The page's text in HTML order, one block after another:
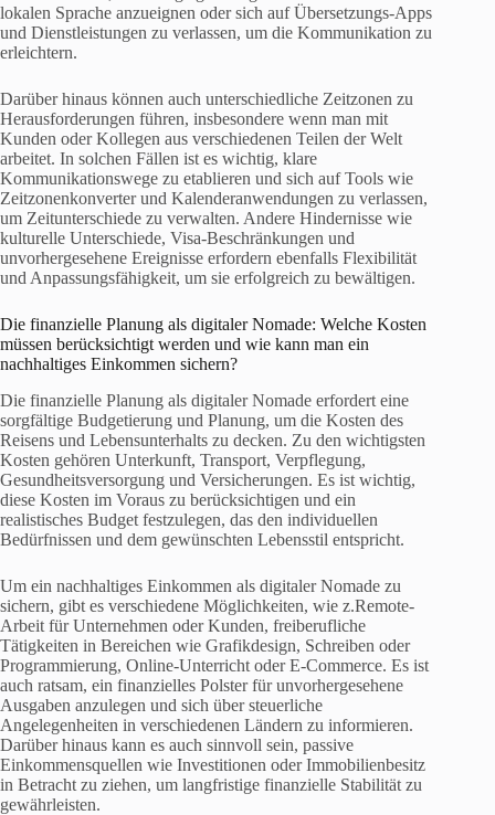
lokalen Sprache anzueignen oder sich auf Übersetzungs-Apps
und Dienstleistungen zu verlassen, um die Kommunikation zu
erleichtern.
Darüber hinaus können auch unterschiedliche Zeitzonen zu
Herausforderungen führen, insbesondere wenn man mit
Kunden oder Kollegen aus verschiedenen Teilen der Welt
arbeitet. In solchen Fällen ist es wichtig, klare
Kommunikationswege zu etablieren und sich auf Tools wie
Zeitzonenkonverter und Kalenderanwendungen zu verlassen,
um Zeitunterschiede zu verwalten. Andere Hindernisse wie
kulturelle Unterschiede, Visa-Beschränkungen und
unvorhergesehene Ereignisse erfordern ebenfalls Flexibilität
und Anpassungsfähigkeit, um sie erfolgreich zu bewältigen.
Die finanzielle Planung als digitaler Nomade: Welche Kosten
müssen berücksichtigt werden und wie kann man ein
nachhaltiges Einkommen sichern?
Die finanzielle Planung als digitaler Nomade erfordert eine
sorgfältige Budgetierung und Planung, um die Kosten des
Reisens und Lebensunterhalts zu decken. Zu den wichtigsten
Kosten gehören Unterkunft, Transport, Verpflegung,
Gesundheitsversorgung und Versicherungen. Es ist wichtig,
diese Kosten im Voraus zu berücksichtigen und ein
realistisches Budget festzulegen, das den individuellen
Bedürfnissen und dem gewünschten Lebensstil entspricht.
Um ein nachhaltiges Einkommen als digitaler Nomade zu
sichern, gibt es verschiedene Möglichkeiten, wie z.Remote-
Arbeit für Unternehmen oder Kunden, freiberufliche
Tätigkeiten in Bereichen wie Grafikdesign, Schreiben oder
Programmierung, Online-Unterricht oder E-Commerce. Es ist
auch ratsam, ein finanzielles Polster für unvorhergesehene
Ausgaben anzulegen und sich über steuerliche
Angelegenheiten in verschiedenen Ländern zu informieren.
Darüber hinaus kann es auch sinnvoll sein, passive
Einkommensquellen wie Investitionen oder Immobilienbesitz
in Betracht zu ziehen, um langfristige finanzielle Stabilität zu
gewährleisten.